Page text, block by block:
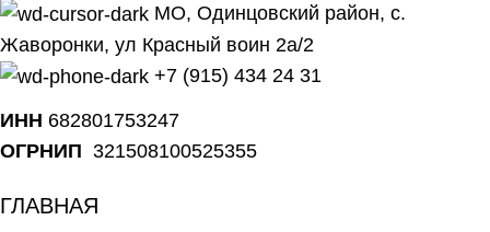
МО, Одинцовский район, с.
Жаворонки, ул Красный воин 2а/2
+7 (915) 434 24 31
ИНН 682801753247
ОГРНИП 321508100525355
ГЛАВНАЯ